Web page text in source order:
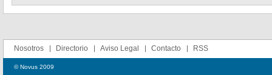
Nosotros Directorio Aviso Legal Contacto RSS
© Novus 2009